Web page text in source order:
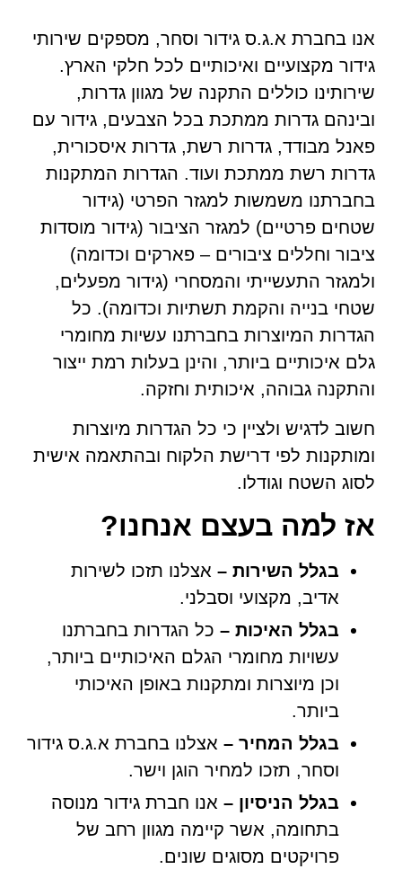
אנו בחברת א.ג.ס גידור וסחר, מספקים שירותי
גידור מקצועיים ואיכותיים לכל חלקי הארץ.
שירותינו כוללים התקנה של מגוון גדרות,
ובינהם גדרות ממתכת בכל הצבעים, גידור עם
פאנל מבודד, גדרות רשת, גדרות איסכורית,
גדרות רשת ממתכת ועוד. הגדרות המתקנות
בחברתנו משמשות למגזר הפרטי (גידור
שטחים פרטיים) למגזר הציבור (גידור מוסדות
ציבור וחללים ציבורים – פארקים וכדומה)
ולמגזר התעשייתי והמסחרי (גידור מפעלים,
שטחי בנייה והקמת תשתיות וכדומה). כל
הגדרות המיוצרות בחברתנו עשיות מחומרי
גלם איכותיים ביותר, והינן בעלות רמת ייצור
והתקנה גבוהה, איכותית וחזקה.
חשוב לדגיש ולציין כי כל הגדרות מיוצרות
ומותקנות לפי דרישת הלקוח ובהתאמה אישית
לסוג השטח וגודלו.
אז למה בעצם אנחנו?
בגלל השירות – אצלנו תזכו לשירות
אדיב, מקצועי וסבלני.
בגלל האיכות – כל הגדרות בחברתנו
עשויות מחומרי הגלם האיכותיים ביותר,
וכן מיוצרות ומתקנות באופן האיכותי
ביותר.
בגלל המחיר – אצלנו בחברת א.ג.ס גידור
וסחר, תזכו למחיר הוגן וישר.
בגלל הניסיון – אנו חברת גידור מנוסה
בתחומה, אשר קיימה מגוון רחב של
פרויקטים מסוגים שונים.